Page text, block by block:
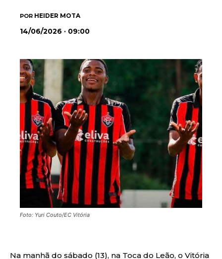
POR HEIDER MOTA
14/06/2026 · 09:00
Foto: Yuri Couto/EC Vitória
Na manhã do sábado (13), na Toca do Leão, o Vitória